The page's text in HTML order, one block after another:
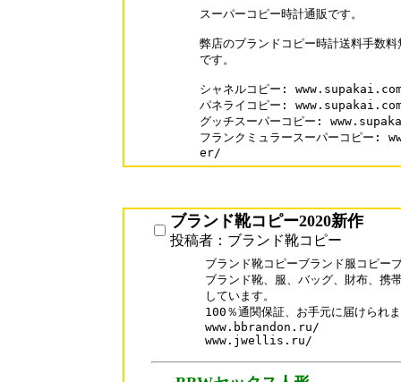
スーパーコピー時計通販です。
弊店のブランドコピー時計送料手数
です。
シャネルコピー:
パネライコピー:
グッチスーパーコピー:
フランクミュラースーパーコピ
er/
ブランド靴コピー2020新作
投稿者：ブランド靴コピー
ブランド靴コピーブランド服コピー
ブランド靴、服、バッグ、財布、携
しています。
100％通関保証、お手元に届けられ
www.bbrandon.ru/
www.jwellis.ru/